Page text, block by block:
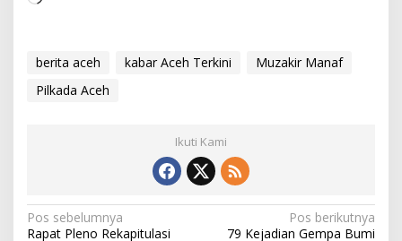
u
t
berita aceh kabar Aceh Terkini
Muzakir Manaf
Pilkada Aceh
Ikuti Kami
N
Pos sebelumnya
Rapat Pleno Rekapitulasi
Pos berikutnya
79 Kejadian Gempa Bumi